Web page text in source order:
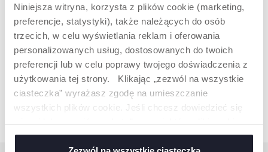
Niniejsza witryna, korzysta z plików cookie (marketing,
preferencje, statystyki), także należących do osób
trzecich, w celu wyświetlania reklam i oferowania
personalizowanych usług, dostosowanych do twoich
preferencji lub w celu poprawy twojego doświadczenia z
użytkowania tej strony. Klikając „zezwól na wszystkie
ciasteczka” wyrażasz zgodę na umieszczanie
wszystkich plików cookie. Jeśli chcesz dowiedzieć się
więcej lub wyrazić zgodę tylko na niektóre pliki cookie,
kliknij „Ustawienia”. Zamykając ten baner, wyrażasz
NAWILŻACZ CHICCO – DOPASOWANY
DO POTRZEB NAJMŁODSZYCH
Delikatny układ oddechowy sprawia, że nawilżacz powietrza
dla noworodka powinien działać cicho, równomiernie i
bezpiecznie. W ofercie znajdują się modele wykorzystujące
zarówno zimną, jak i ciepłą parę, co pozwala dopasować
sposób nawilżania do warunków w pomieszczeniu.
Nawilżacz powietrza dla niemowlaka wspiera utrzymanie
optymalnej wilgotności, co sprzyja spokojniejszemu